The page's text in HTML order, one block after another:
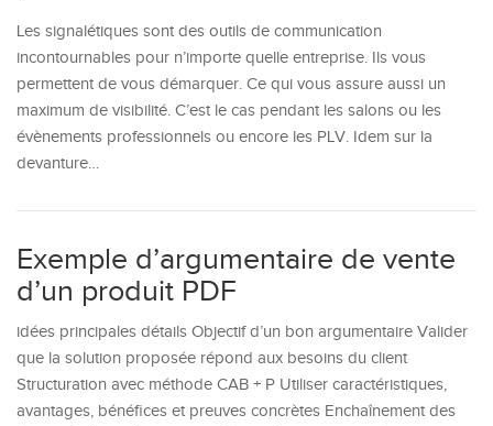
Les signalétiques sont des outils de communication
incontournables pour n’importe quelle entreprise. Ils vous
permettent de vous démarquer. Ce qui vous assure aussi un
maximum de visibilité. C’est le cas pendant les salons ou les
évènements professionnels ou encore les PLV. Idem sur la
devanture…
Exemple d’argumentaire de vente
d’un produit PDF
idées principales détails Objectif d’un bon argumentaire Valider
que la solution proposée répond aux besoins du client
Structuration avec méthode CAB + P Utiliser caractéristiques,
avantages, bénéfices et preuves concrètes Enchaînement des